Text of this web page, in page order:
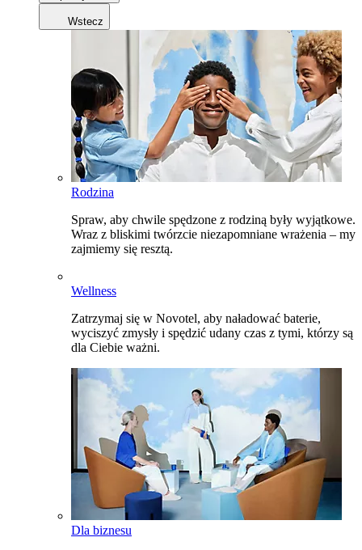
Wstecz
Rodzina
Spraw, aby chwile spędzone z rodziną były wyjątkowe.
Wraz z bliskimi twórzcie niezapomniane wrażenia – my
zajmiemy się resztą.
Wellness
Zatrzymaj się w Novotel, aby naładować baterie,
wyciszyć zmysły i spędzić udany czas z tymi, którzy są
dla Ciebie ważni.
Dla biznesu